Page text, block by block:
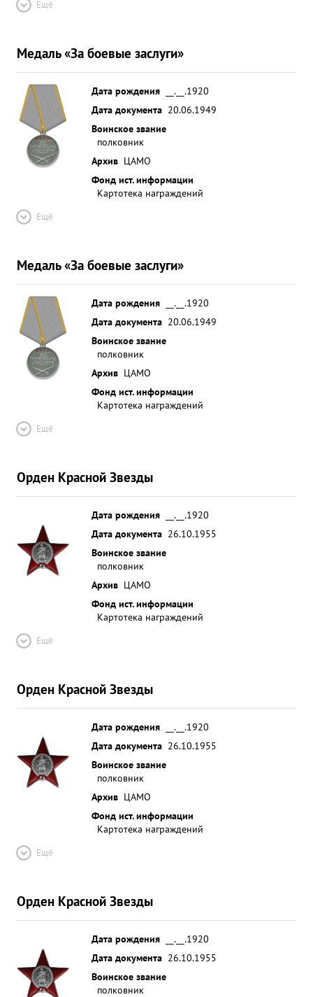
Ещё
Медаль «За боевые заслуги»
Дата рождения
__.__.1920
Дата документа 20.06.1949
Воинское звание
полковник
Архив ЦАМО
Фонд ист. информации
Картотека награждений
Ещё
Медаль «За боевые заслуги»
Дата рождения
__.__.1920
Дата документа 20.06.1949
Воинское звание
полковник
Архив ЦАМО
Фонд ист. информации
Картотека награждений
Ещё
Орден Красной Звезды
Дата рождения
__.__.1920
Дата документа 26.10.1955
Воинское звание
полковник
Архив ЦАМО
Фонд ист. информации
Картотека награждений
Ещё
Орден Красной Звезды
Дата рождения
__.__.1920
Дата документа 26.10.1955
Воинское звание
полковник
Архив ЦАМО
Фонд ист. информации
Картотека награждений
Ещё
Орден Красной Звезды
Дата рождения
__.__.1920
Дата документа 26.10.1955
Воинское звание
полковник